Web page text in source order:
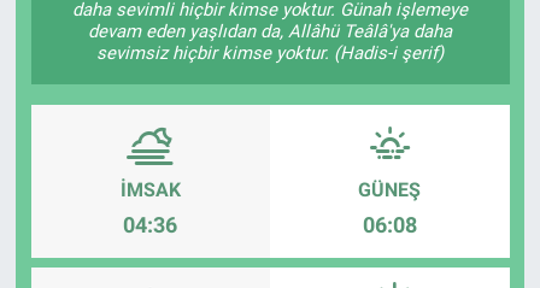
daha sevimli hiçbir kimse yoktur. Günah işlemeye
devam eden yaşlıdan da, Allâhü Teâlâ'ya daha
sevimsiz hiçbir kimse yoktur. (Hadis-i şerif)
İMSAK
04:36
GÜNEŞ
06:08